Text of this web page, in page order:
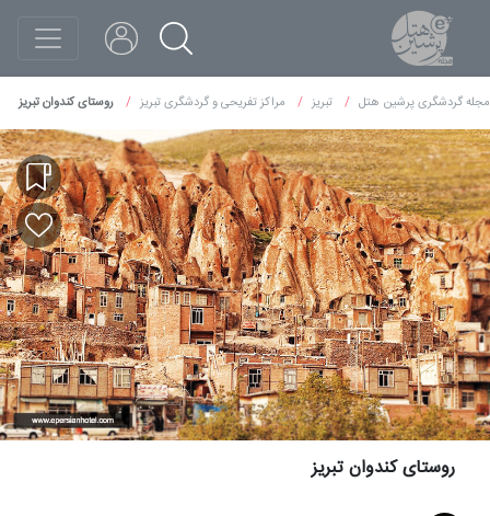
مجله گردشگری پرشین هتل تبریز مراکز تفریحی و گردشگری تبریز روستای کندوان تبریز
روستای کندوان تبریز